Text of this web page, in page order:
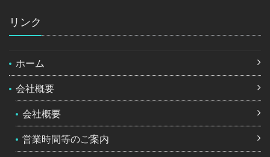
リンク
ホーム
会社概要
会社概要
営業時間等のご案内